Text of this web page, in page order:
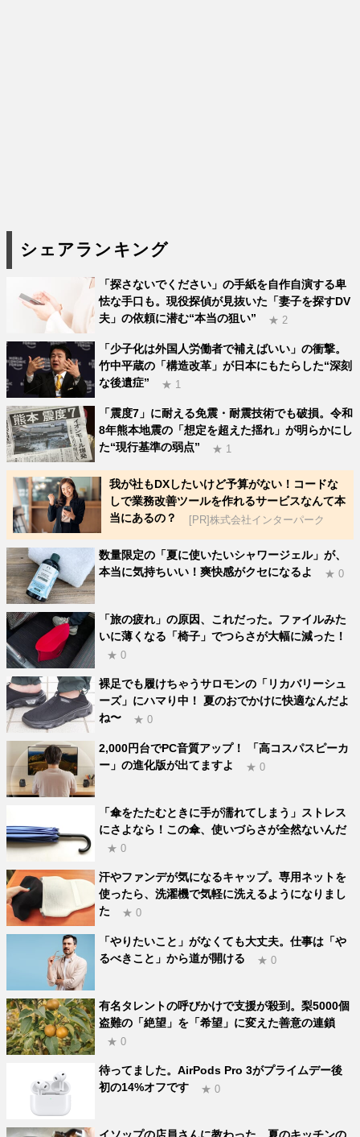
シェアランキング
「探さないでください」の手紙を自作自演する卑
怯な手口も。現役探偵が見抜いた「妻子を探すDV
夫」の依頼に潜む“本当の狙い”
★ 2
「少子化は外国人労働者で補えばいい」の衝撃。
竹中平蔵の「構造改革」が日本にもたらした“深刻
な後遺症”
★ 1
「震度7」に耐える免震・耐震技術でも破損。令和
8年熊本地震の「想定を超えた揺れ」が明らかにし
た“現行基準の弱点”
★ 1
我が社もDXしたいけど予算がない！コードな
しで業務改善ツールを作れるサービスなんて本
当にあるの？
[PR]株式会社インターパーク
数量限定の「夏に使いたいシャワージェル」が、
本当に気持ちいい！爽快感がクセになるよ
★ 0
「旅の疲れ」の原因、これだった。ファイルみた
いに薄くなる「椅子」でつらさが大幅に減った！
★ 0
裸足でも履けちゃうサロモンの「リカバリーシュ
ーズ」にハマり中！ 夏のおでかけに快適なんだよ
ね〜
★ 0
2,000円台でPC音質アップ！ 「高コスパスピーカ
ー」の進化版が出てますよ
★ 0
「傘をたたむときに手が濡れてしまう」ストレス
にさよなら！この傘、使いづらさが全然ないんだ
★ 0
汗やファンデが気になるキャップ。専用ネットを
使ったら、洗濯機で気軽に洗えるようになりまし
た
★ 0
「やりたいこと」がなくても大丈夫。仕事は「や
るべきこと」から道が開ける
★ 0
有名タレントの呼びかけで支援が殺到。梨5000個
盗難の「絶望」を「希望」に変えた善意の連鎖
★ 0
待ってました。AirPods Pro 3がプライムデー後
初の14%オフです
★ 0